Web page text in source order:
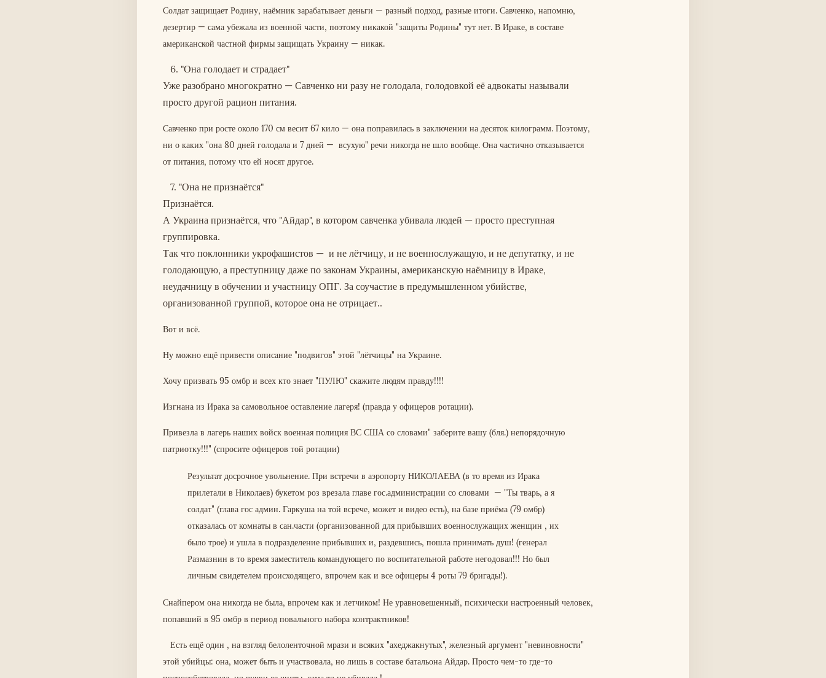
Солдат защищает Родину, наёмник зарабатывает деньги — разный подход, разные итоги. Савченко, напомню,
дезертир — сама убежала из военной части, поэтому никакой "защиты Родины" тут нет. В Ираке, в составе
американской частной фирмы защищать Украину — никак.
6. "Она голодает и страдает"
Уже разобрано многократно — Савченко ни разу не голодала, голодовкой её адвокаты называли
просто другой рацион питания.
Савченко при росте около 170 см весит 67 кило — она поправилась в заключении на десяток килограмм. Поэтому,
ни о каких "она 80 дней голодала и 7 дней — всухую" речи никогда не шло вообще. Она частично отказывается
от питания, потому что ей носят другое.
7. "Она не признаётся"
Признаётся.
А Украина признаётся, что "Айдар", в котором савченка убивала людей — просто преступная
группировка.
Так что поклонники укрофашистов — и не лётчицу, и не военнослужащую, и не депутатку, и не
голодающую, а преступницу даже по законам Украины, американскую наёмницу в Ираке,
неудачницу в обучении и участницу ОПГ. За соучастие в предумышленном убийстве,
организованной группой, которое она не отрицает..
Вот и всё.
Ну можно ещё привести описание "подвигов" этой "лётчицы" на Украине.
Хочу призвать 95 омбр и всех кто знает "ПУЛЮ" скажите людям правду!!!!
Изгнана из Ирака за самовольное оставление лагеря! (правда у офицеров ротации).
Привезла в лагерь наших войск военная полиция ВС США со словами" заберите вашу (бля.) непорядочную
патриотку!!!" (спросите офицеров той ротации)
Результат досрочное увольнение. При встречи в аэропорту НИКОЛАЕВА (в то время из Ирака
прилетали в Николаев) букетом роз врезала главе гос.администрации со словами — "Ты тварь, а я
солдат" (глава гос админ. Гаркуша на той всрече, может и видео есть), на базе приёма (79 омбр)
отказалась от комнаты в сан.части (организованной для прибывших военнослужащих женщин , их
было трое) и ушла в подразделение прибывших и, раздевшись, пошла принимать душ! (генерал
Размазнин в то время заместитель командующего по воспитательной работе негодовал!!! Но был
личным свидетелем происходящего, впрочем как и все офицеры 4 роты 79 бригады!).
Снайпером она никогда не была, впрочем как и летчиком! Не уравновешенный, психически настроенный человек,
попавший в 95 омбр в период повального набора контрактников!
Есть ещё один , на взгляд белоленточной мрази и всяких "ахеджакнутых", железный аргумент "невиновности"
этой убийцы: она, может быть и участвовала, но лишь в составе батальона Айдар. Просто чем-то где-то